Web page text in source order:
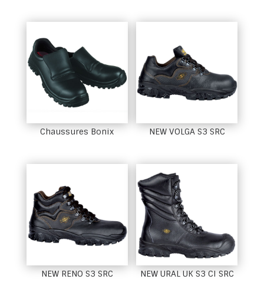
Chaussures Bonix NEW VOLGA S3 SRC
NEW RENO S3 SRC NEW URAL UK S3 CI SRC